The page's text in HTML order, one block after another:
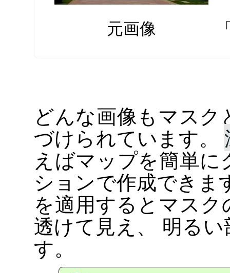
元画像
どんな画像もマス
づけられています。
えばマップを簡単
ションで作成できま
を適用するとマス
透けて見え、 明る
す。